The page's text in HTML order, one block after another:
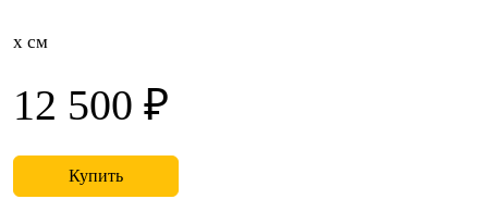
x см
12 500 ₽
Купить